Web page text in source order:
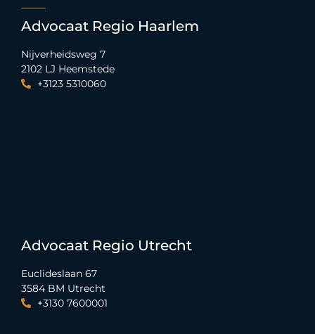
Advocaat Regio Haarlem
Nijverheidsweg 7
2102 LJ Heemstede
+3123 5310060
Advocaat Regio Utrecht
Euclideslaan 67
3584 BM Utrecht
+3130 7600001